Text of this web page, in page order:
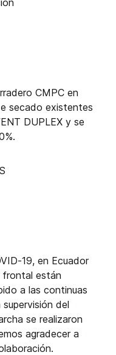
CMPC en
secado existentes
DUPLEX y se
19, en Ecuador
frontal están
a las continuas
del
se realizaron
agradecer a